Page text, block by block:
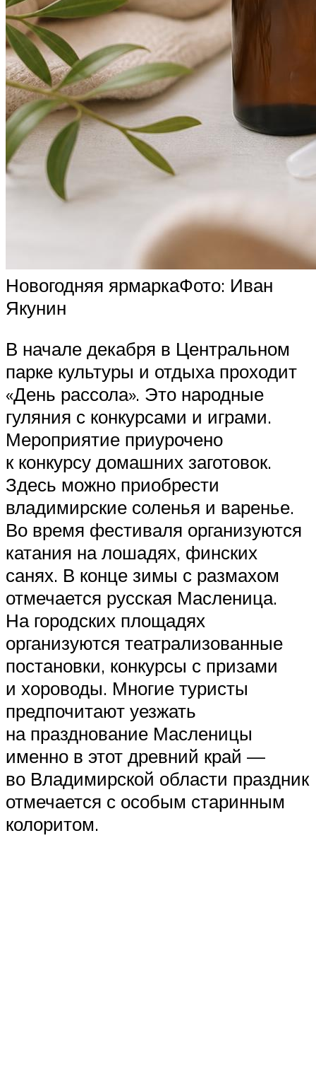
Новогодняя ярмаркаФото: Иван
Якунин
В начале декабря в Центральном
парке культуры и отдыха проходит
«День рассола». Это народные
гуляния с конкурсами и играми.
Мероприятие приурочено
к конкурсу домашних заготовок.
Здесь можно приобрести
владимирские соленья и варенье.
Во время фестиваля организуются
катания на лошадях, финских
санях. В конце зимы с размахом
отмечается русская Масленица.
На городских площадях
организуются театрализованные
постановки, конкурсы с призами
и хороводы. Многие туристы
предпочитают уезжать
на празднование Масленицы
именно в этот древний край —
во Владимирской области праздник
отмечается с особым старинным
колоритом.